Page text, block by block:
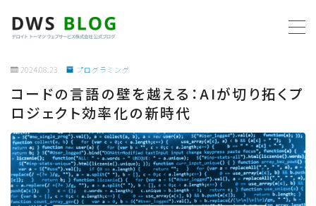
ホーム
AWS
プログラミング
2024.08.23 プログラミング
コードの言語の壁を越える：AIが切り拓くプ
ロジェクト効率化の新時代